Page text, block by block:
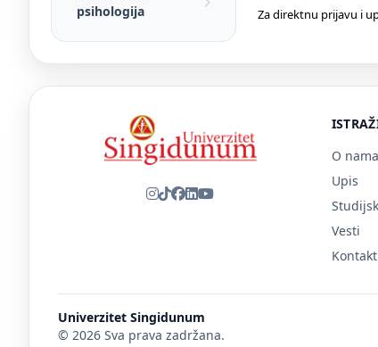
psihologija
Za direktnu prijavu i
O nama
Upis
Vesti
Kontakt
Univerzitet Singidunum
© 2026 Sva prava zadržana.